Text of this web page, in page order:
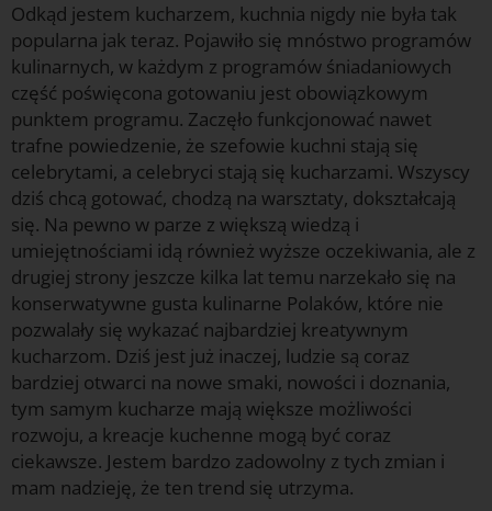
Odkąd jestem kucharzem, kuchnia nigdy nie była tak
popularna jak teraz. Pojawiło się mnóstwo programów
kulinarnych, w każdym z programów śniadaniowych
część poświęcona gotowaniu jest obowiązkowym
punktem programu. Zaczęło funkcjonować nawet
trafne powiedzenie, że szefowie kuchni stają się
celebrytami, a celebryci stają się kucharzami. Wszyscy
dziś chcą gotować, chodzą na warsztaty, dokształcają
się. Na pewno w parze z większą wiedzą i
umiejętnościami idą również wyższe oczekiwania, ale z
drugiej strony jeszcze kilka lat temu narzekało się na
konserwatywne gusta kulinarne Polaków, które nie
pozwalały się wykazać najbardziej kreatywnym
kucharzom. Dziś jest już inaczej, ludzie są coraz
bardziej otwarci na nowe smaki, nowości i doznania,
tym samym kucharze mają większe możliwości
rozwoju, a kreacje kuchenne mogą być coraz
ciekawsze. Jestem bardzo zadowolny z tych zmian i
mam nadzieję, że ten trend się utrzyma.